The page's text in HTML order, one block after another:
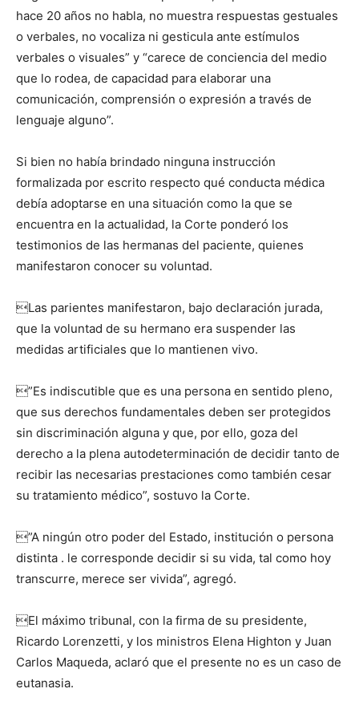
hace 20 años no habla, no muestra respuestas gestuales
o verbales, no vocaliza ni gesticula ante estímulos
verbales o visuales” y “carece de conciencia del medio
que lo rodea, de capacidad para elaborar una
comunicación, comprensión o expresión a través de
lenguaje alguno”.
Si bien no había brindado ninguna instrucción
formalizada por escrito respecto qué conducta médica
debía adoptarse en una situación como la que se
encuentra en la actualidad, la Corte ponderó los
testimonios de las hermanas del paciente, quienes
manifestaron conocer su voluntad.
Las parientes manifestaron, bajo declaración jurada,
que la voluntad de su hermano era suspender las
medidas artificiales que lo mantienen vivo.
”Es indiscutible que es una persona en sentido pleno,
que sus derechos fundamentales deben ser protegidos
sin discriminación alguna y que, por ello, goza del
derecho a la plena autodeterminación de decidir tanto de
recibir las necesarias prestaciones como también cesar
su tratamiento médico”, sostuvo la Corte.
”A ningún otro poder del Estado, institución o persona
distinta . le corresponde decidir si su vida, tal como hoy
transcurre, merece ser vivida”, agregó.
El máximo tribunal, con la firma de su presidente,
Ricardo Lorenzetti, y los ministros Elena Highton y Juan
Carlos Maqueda, aclaró que el presente no es un caso de
eutanasia.